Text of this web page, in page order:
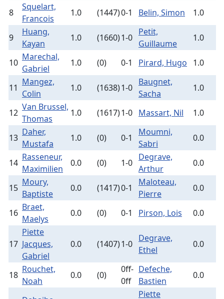
8
Squelart,
Francois
1.0 (1447)0-1 Belin, Simon 1.0
9
Huang,
Kayan
1.0 (1660)1-0
Petit,
Guillaume
1.0
10
Marechal,
Gabriel
1.0 (0) 0-1 Pirard, Hugo 1.0
11
Mangez,
Colin
1.0 (1638)1-0
Baugnet,
Sacha
1.0
12
Van Brussel,
Thomas
1.0 (1617)1-0 Massart, Nil 1.0
13
Daher,
Mustafa
1.0 (0) 0-1
Moumni,
Sabri
0.0
14
Rasseneur,
Maximilien
0.0 (0) 1-0
Degrave,
Arthur
0.0
15
Moury,
Baptiste
0.0 (1417)0-1
Maloteau,
Pierre
0.0
16
Braet,
Maelys
0.0 (0) 0-1 Pirson, Lois 0.0
17
Piette
Jacques,
Gabriel
0.0 (1407)1-0
Degrave,
Ethel
0.0
18
Rouchet,
Noah
0.0 (0)
0ff-
0ff
Defeche,
Bastien
0.0
Piette